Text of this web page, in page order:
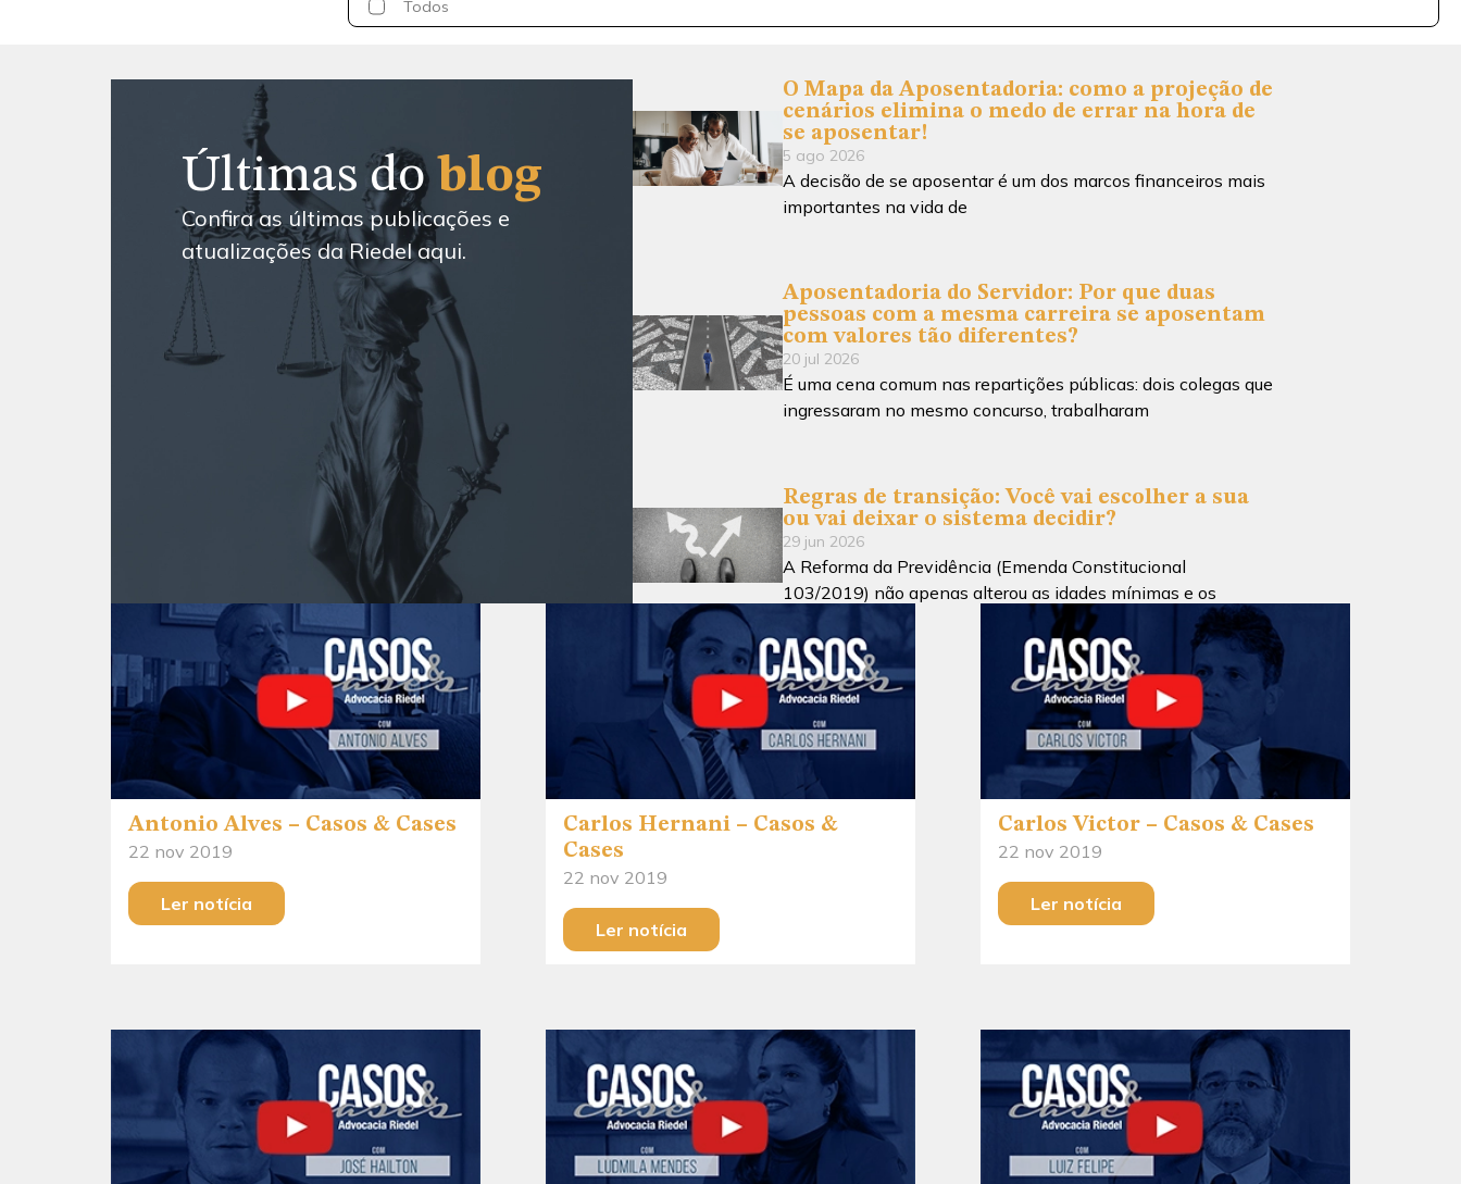
Todos
Últimas doblog
Confira as últimas publicações e
atualizações da Riedel aqui.
O Mapa da Aposentadoria: como a projeção de
cenários elimina o medo de errar na hora de
se aposentar!
5 ago 2026
A decisão de se aposentar é um dos marcos financeiros mais
importantes na vida de
Aposentadoria do Servidor: Por que duas
pessoas com a mesma carreira se aposentam
com valores tão diferentes?
20 jul 2026
É uma cena comum nas repartições públicas: dois colegas que
ingressaram no mesmo concurso, trabalharam
Regras de transição: Você vai escolher a sua
ou vai deixar o sistema decidir?
29 jun 2026
A Reforma da Previdência (Emenda Constitucional
103/2019) não apenas alterou as idades mínimas e os
Antonio Alves – Casos & Cases
22 nov 2019
Ler notícia
Carlos Hernani – Casos &
Cases
22 nov 2019
Ler notícia
Carlos Victor – Casos & Cases
22 nov 2019
Ler notícia